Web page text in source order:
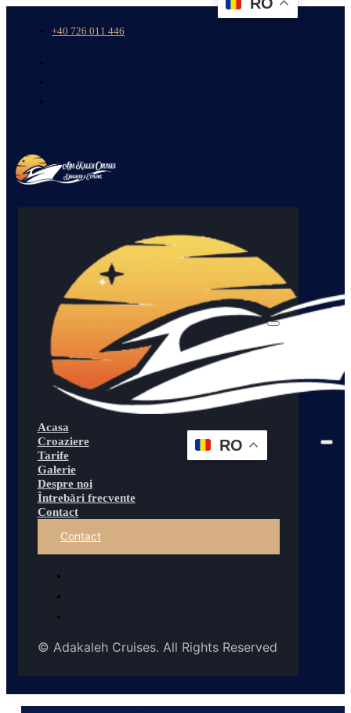
+40 726 011 446
Acasa
Croaziere
Tarife
Galerie
Despre noi
Întrebări frecvente
Contact
Contact
© Adakaleh Cruises. All Rights Reserved
RO